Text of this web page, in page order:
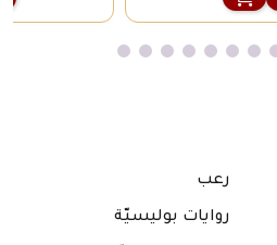
رعب
روايات بوليسيّة